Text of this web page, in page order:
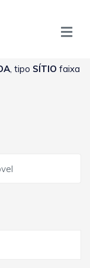
, tipo SÍTIO faixa